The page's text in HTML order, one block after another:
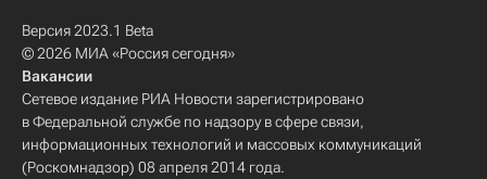
Версия 2023.1 Beta
© 2026 МИА «Россия сегодня»
Вакансии
Сетевое издание РИА Новости зарегистрировано
в Федеральной службе по надзору в сфере связи,
информационных технологий и массовых коммуникаций
(Роскомнадзор) 08 апреля 2014 года.